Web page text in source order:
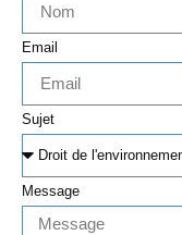
Email
Sujet
Message